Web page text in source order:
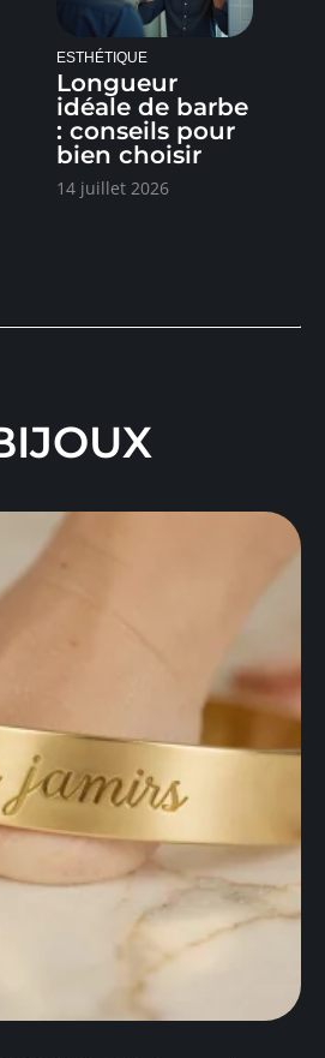
ESTHÉTIQUE
Longueur
idéale de barbe
: conseils pour
bien choisir
14 juillet 2026